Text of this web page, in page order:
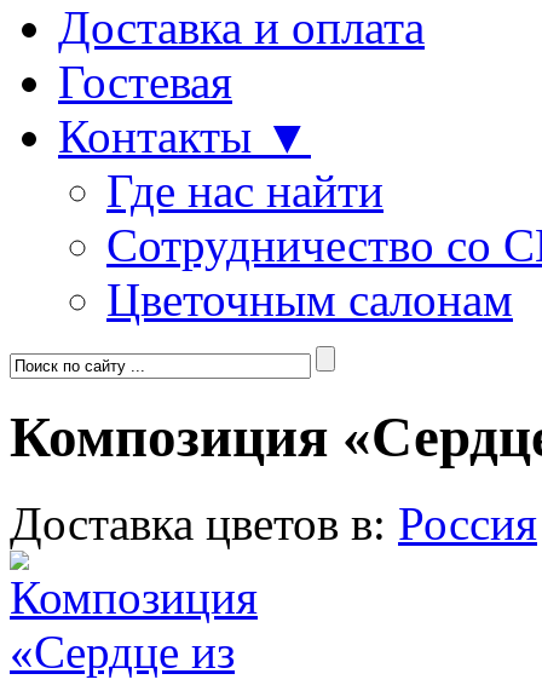
Доставка и оплата
Гостевая
Контакты ▼
Где нас найти
Сотрудничество со
Цветочным салонам
Композиция
Доставка цветов в: Россия